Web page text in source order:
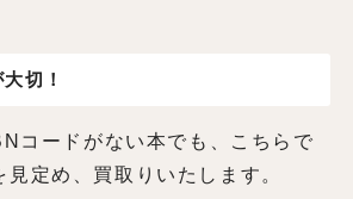
切！
コードがない本でも、こちらで
見定め、買取りいたします。